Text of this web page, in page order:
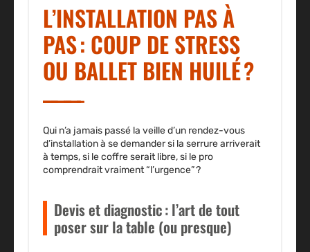
L’INSTALLATION PAS À
PAS : COUP DE STRESS
OU BALLET BIEN HUILÉ ?
Qui n’a jamais passé la veille d’un rendez-vous
d’installation à se demander si la serrure arriverait
à temps, si le coffre serait libre, si le pro
comprendrait vraiment “l’urgence” ?
Devis et diagnostic : l’art de tout
poser sur la table (ou presque)